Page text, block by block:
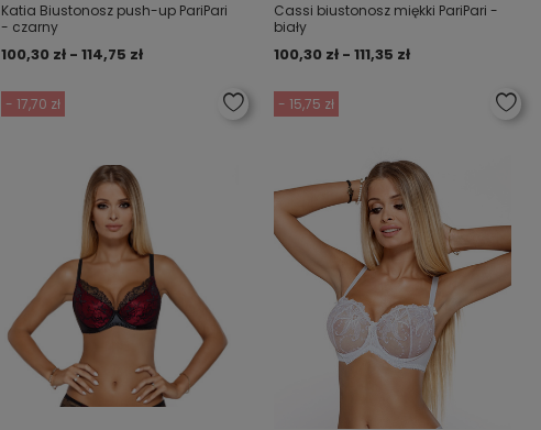
Katia Biustonosz push-up PariPari
- czarny
100,30 zł - 114,75 zł
Cassi biustonosz miękki PariPari -
biały
100,30 zł - 111,35 zł
- 17,70 zł - 15,75 zł